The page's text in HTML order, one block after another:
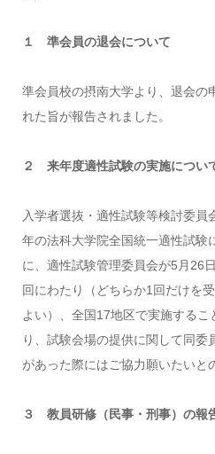
１ 準会員の退会について
準会員校の摂南大学より、退会の
れた旨が報告されました。
２ 来年度適性試験の実施につい
入学者選抜・適性試験等検討委員
年の法科大学院全国統一適性試験
に、適性試験管理委員会が5月26
回にわたり（どちらか1回だけを
よい）、全国17地区で実施する
り、試験会場の提供に関して同委
があった際にはご協力願いたいと
３ 教員研修（民事・刑事）の報